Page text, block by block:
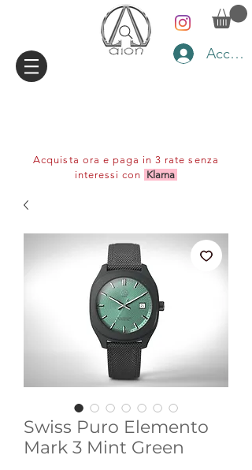
Accedi
Acquista ora e paga in 3 rate senza
interessi con Klarna
Swiss Puro Elemento
Mark 3 Mint Green